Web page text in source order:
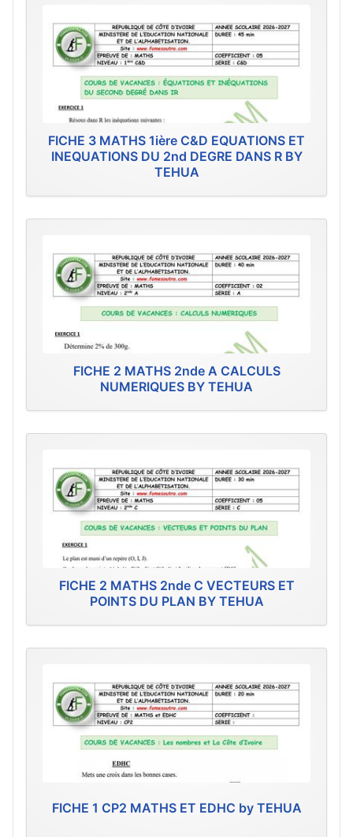
FICHE 3 MATHS 1ière C&D EQUATIONS ET
INEQUATIONS DU 2nd DEGRE DANS R BY
TEHUA
FICHE 2 MATHS 2nde A CALCULS
NUMERIQUES BY TEHUA
FICHE 2 MATHS 2nde C VECTEURS ET
POINTS DU PLAN BY TEHUA
FICHE 1 CP2 MATHS ET EDHC by TEHUA